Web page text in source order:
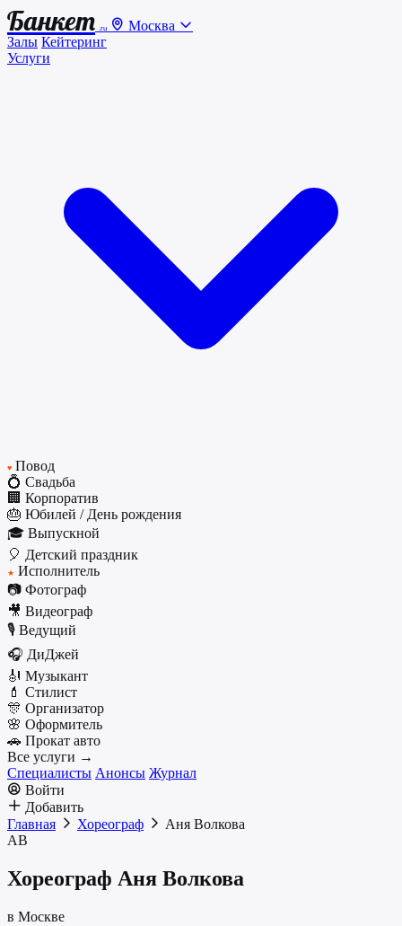
Банкет .ru
Москва
Залы Кейтеринг
Услуги
♥ Повод
💍 Свадьба
🏢 Корпоратив
🎂 Юбилей / День рождения
🎓 Выпускной
🎈 Детский праздник
★ Исполнитель
📷 Фотограф
🎥 Видеограф
🎙️ Ведущий
🎧 ДиДжей
🎻 Музыкант
💄 Стилист
🎊 Организатор
🌸 Оформитель
🚗 Прокат авто
Все услуги →
Специалисты Анонсы Журнал
Войти
Добавить
Главная
Хореограф
Аня Волкова
АВ
Хореограф Аня Волкова
в Москве